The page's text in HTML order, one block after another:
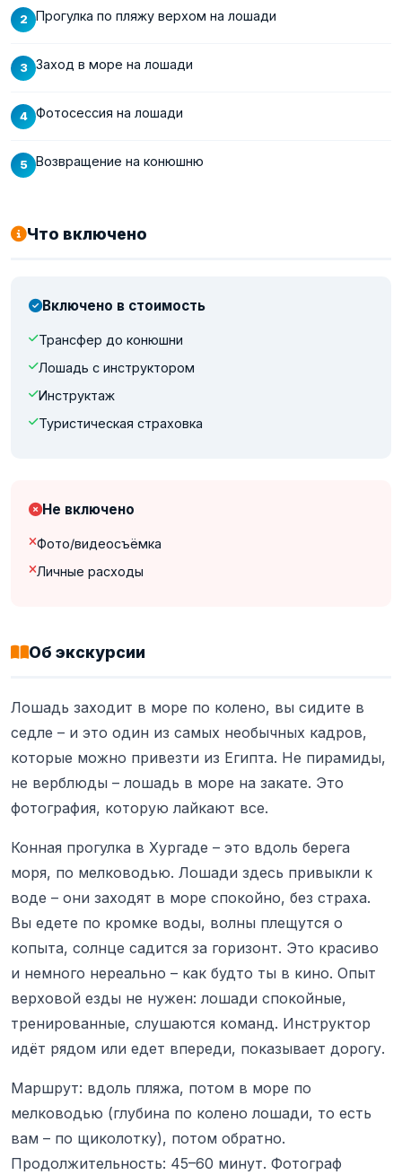
Прогулка по пляжу верхом на лошади
Заход в море на лошади
Фотосессия на лошади
Возвращение на конюшню
Что включено
Включено в стоимость
Трансфер до конюшни
Лошадь с инструктором
Инструктаж
Туристическая страховка
Не включено
Фото/видеосъёмка
Личные расходы
Об экскурсии
Лошадь заходит в море по колено, вы сидите в
седле – и это один из самых необычных кадров,
которые можно привезти из Египта. Не пирамиды,
не верблюды – лошадь в море на закате. Это
фотография, которую лайкают все.
Конная прогулка в Хургаде – это вдоль берега
моря, по мелководью. Лошади здесь привыкли к
воде – они заходят в море спокойно, без страха.
Вы едете по кромке воды, волны плещутся о
копыта, солнце садится за горизонт. Это красиво
и немного нереально – как будто ты в кино. Опыт
верховой езды не нужен: лошади спокойные,
тренированные, слушаются команд. Инструктор
идёт рядом или едет впереди, показывает дорогу.
Маршрут: вдоль пляжа, потом в море по
мелководью (глубина по колено лошади, то есть
вам – по щиколотку), потом обратно.
Продолжительность: 45–60 минут. Фотограф